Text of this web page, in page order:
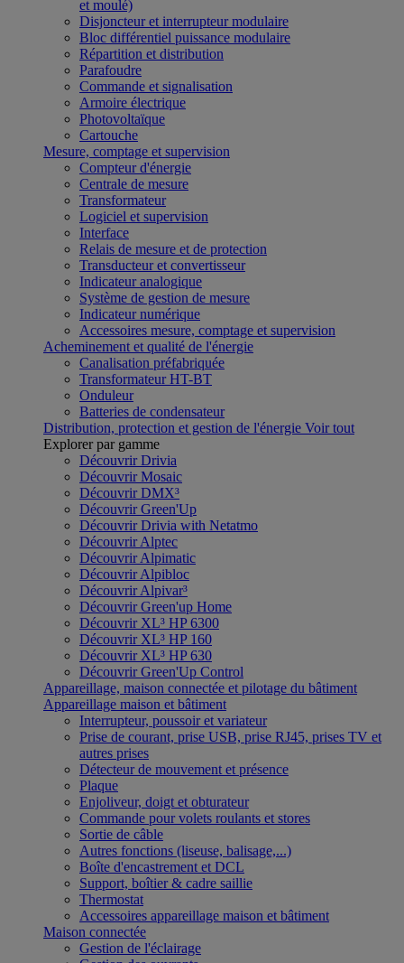
et moulé)
Disjoncteur et interrupteur modulaire
Bloc différentiel puissance modulaire
Répartition et distribution
Parafoudre
Commande et signalisation
Armoire électrique
Photovoltaïque
Cartouche
Mesure, comptage et supervision
Compteur d'énergie
Centrale de mesure
Transformateur
Logiciel et supervision
Interface
Relais de mesure et de protection
Transducteur et convertisseur
Indicateur analogique
Système de gestion de mesure
Indicateur numérique
Accessoires mesure, comptage et supervision
Acheminement et qualité de l'énergie
Canalisation préfabriquée
Transformateur HT-BT
Onduleur
Batteries de condensateur
Distribution, protection et gestion de l'énergie Voir tout
Explorer par gamme
Découvrir Drivia
Découvrir Mosaic
Découvrir DMX³
Découvrir Green'Up
Découvrir Drivia with Netatmo
Découvrir Alptec
Découvrir Alpimatic
Découvrir Alpibloc
Découvrir Alpivar³
Découvrir Green'up Home
Découvrir XL³ HP 6300
Découvrir XL³ HP 160
Découvrir XL³ HP 630
Découvrir Green'Up Control
Appareillage, maison connectée et pilotage du bâtiment
Appareillage maison et bâtiment
Interrupteur, poussoir et variateur
Prise de courant, prise USB, prise RJ45, prises TV et
autres prises
Détecteur de mouvement et présence
Plaque
Enjoliveur, doigt et obturateur
Commande pour volets roulants et stores
Sortie de câble
Autres fonctions (liseuse, balisage,...)
Boîte d'encastrement et DCL
Support, boîtier & cadre saillie
Thermostat
Accessoires appareillage maison et bâtiment
Maison connectée
Gestion de l'éclairage